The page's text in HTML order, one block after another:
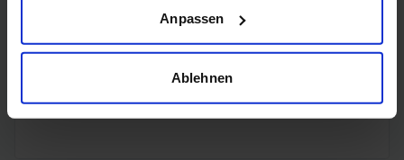
Informationen über Ihre geografische Lage erfassen,
welche bis auf einige Meter genau sein können
Ihr Gerät durch aktives Scannen nach bestimmten
Erfahren Sie mehr darüber, wie Ihre persönlichen Daten
Anpassen
Ablehnen
H.265 ✔️
H.264 ✔️